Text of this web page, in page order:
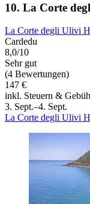
10. La Corte
La Corte degli Ulivi
Cardedu
8,0/10
Sehr gut
(4 Bewertungen)
147 €
inkl. Steuern &
3. Sept.–4. Sept.
La Corte degli Ulivi